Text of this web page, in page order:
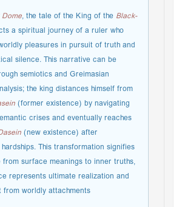
Dome, the tale of the King of theBlack-
a spiritual journey of a ruler who
pleasures in pursuit of truth and
silence. This narrative can be
semiotics and Greimasian
the king distances himself from
(former existence) by navigating
crises and eventually reaches
Dasein(new existence) after
hardships. This transformation signifies
from surface meanings to inner truths,
represents ultimate realization and
from worldly attachments.